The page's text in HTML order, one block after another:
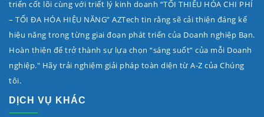
triển cốt lõi cùng với triết lý kinh doanh “TỐI THIỂU HÓA CHI PHÍ
– TỐI ĐA HÓA HIỆU NĂNG” AZTech tin rằng sẽ cải thiện đáng kể
hiệu năng trong từng giai đoạn phát triển của Doanh nghiệp Bạn.
Hoàn thiện để trở thành sự lựa chọn “sáng suốt” của mỗi Doanh
nghiệp." Hãy trải nghiệm giải pháp toàn diện từ A-Z của Chúng
tôi.
DỊCH VỤ KHÁC